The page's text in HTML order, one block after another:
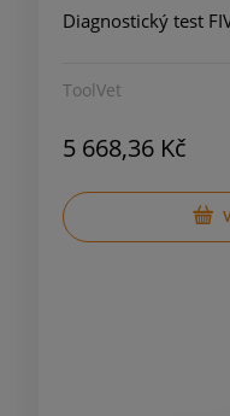
Diagnostický test
ToolVet
5 668,36 Kč